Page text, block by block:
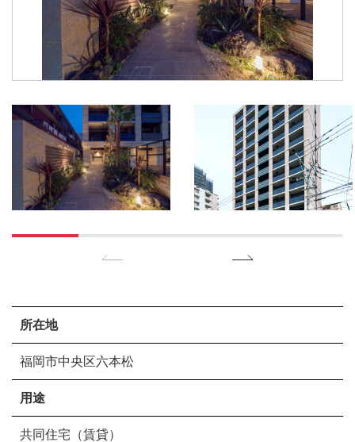
お問い合わせ
所在地
福岡市中央区六本松
用途
共同住宅（賃貸）